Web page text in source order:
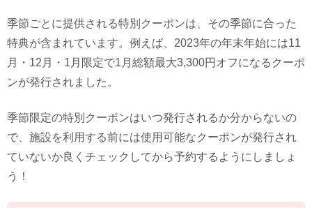
季節ごとに提供される特別クーポンは、その季節に合った
特典が含まれています。例えば、2023年の年末年始には11
月・12月・1月限定で1月総額最大3,300円オフになるクーポ
ンが発行されました。
季節限定の特別クーポンはいつ発行されるか分からないの
で、施設を利用する前には使用可能なクーポンが発行され
ていないか良くチェックしてから予約するようにしましょ
う！